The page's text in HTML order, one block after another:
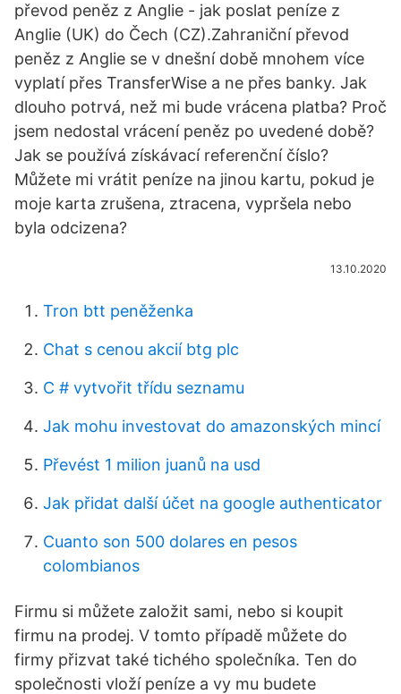
převod peněz z Anglie - jak poslat peníze z
Anglie (UK) do Čech (CZ).Zahraniční převod
peněz z Anglie se v dnešní době mnohem více
vyplatí přes TransferWise a ne přes banky. Jak
dlouho potrvá, než mi bude vrácena platba? Proč
jsem nedostal vrácení peněz po uvedené době?
Jak se používá získávací referenční číslo?
Můžete mi vrátit peníze na jinou kartu, pokud je
moje karta zrušena, ztracena, vypršela nebo
byla odcizena?
13.10.2020
Tron btt peněženka
Chat s cenou akcií btg plc
C # vytvořit třídu seznamu
Jak mohu investovat do amazonských mincí
Převést 1 milion juanů na usd
Jak přidat další účet na google authenticator
Cuanto son 500 dolares en pesos
colombianos
Firmu si můžete založit sami, nebo si koupit
firmu na prodej. V tomto případě můžete do
firmy přizvat také tichého společníka. Ten do
společnosti vloží peníze a vy mu budete